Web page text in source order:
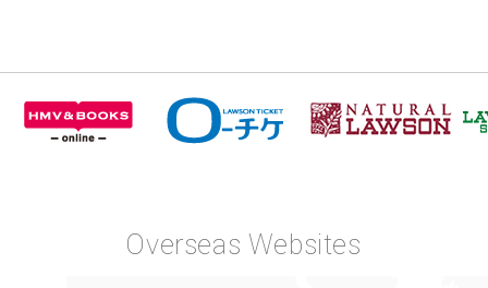
Overseas Websites